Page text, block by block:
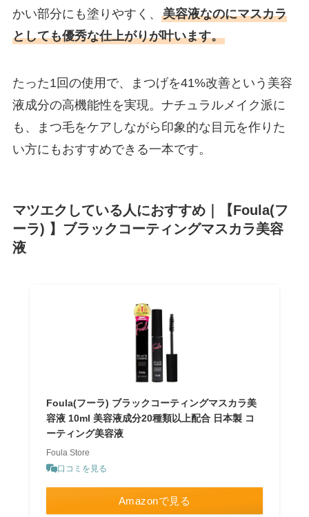
かい部分にも塗りやすく、 美容液なのにマスカラ
としても優秀な仕上がりが叶います。
たった1回の使用で、まつげを41%改善という美容
液成分の高機能性を実現。ナチュラルメイク派に
も、まつ毛をケアしながら印象的な目元を作りた
い方にもおすすめできる一本です。
マツエクしている人におすすめ｜【Foula(フ
ーラ) 】ブラックコーティングマスカラ美容
液
Foula(フーラ) ブラックコーティングマスカラ美
容液 10ml 美容液成分20種類以上配合 日本製 コ
ーティング美容液
Foula Store
口コミを見る
Amazonで見る